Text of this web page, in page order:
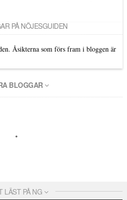
PÅ NÖJESGUIDEN
Åsikterna som förs fram i bloggen är
BLOGGAR
LÄST PÅ NG